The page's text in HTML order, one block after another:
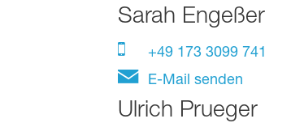
Sarah Engeßer
+49 173 3099 741
E-Mail senden
Ulrich Prueger